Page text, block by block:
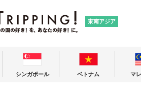
東南アジア
シンガポール ベトナム マ